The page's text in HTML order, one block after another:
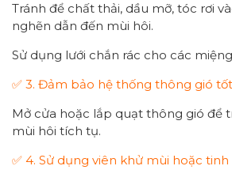
Tránh để chất thải, dầu mỡ, tóc rơi
nghẽn dẫn đến mùi hôi.
Sử dụng lưới chắn rác cho các
✅ 3. Đảm bảo hệ thống thông gió tốt
Mở cửa hoặc lắp quạt thông gió để
mùi hôi tích tụ.
✅ 4. Sử dụng viên khử mùi hoặc tinh